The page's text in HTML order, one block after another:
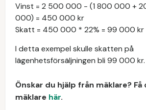
Vinst = 2 500 000 - (1 800 000 +
000) = 450 000 kr
Skatt = 450 000 * 22% = 99 000 kr
I detta exempel skulle skatten på
lägenhetsförsäljningen bli 99 000 kr.
Önskar du hjälp från mäklare?
mäklare här.